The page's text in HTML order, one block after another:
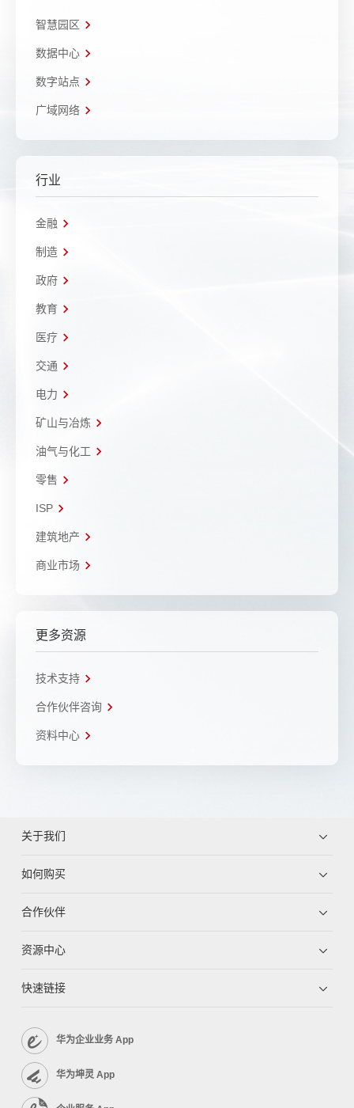
智慧园区
数据中心
数字站点
广域网络
行业
金融
制造
政府
教育
医疗
交通
电力
矿山与冶炼
油气与化工
零售
ISP
建筑地产
商业市场
更多资源
技术支持
合作伙伴咨询
资料中心
关于我们
如何购买
合作伙伴
资源中心
快速链接
华为企业业务 App
华为坤灵 App